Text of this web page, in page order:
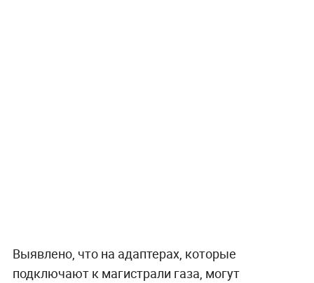
Выявлено, что на адаптерах, которые
подключают к магистрали газа, могут